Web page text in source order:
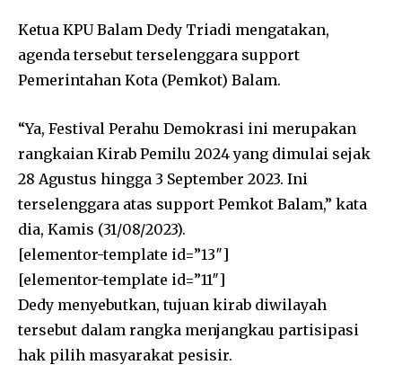
Ketua KPU Balam Dedy Triadi mengatakan,
agenda tersebut terselenggara support
Pemerintahan Kota (Pemkot) Balam.
“Ya, Festival Perahu Demokrasi ini merupakan
rangkaian Kirab Pemilu 2024 yang dimulai sejak
28 Agustus hingga 3 September 2023. Ini
terselenggara atas support Pemkot Balam,” kata
dia, Kamis (31/08/2023).
[elementor-template id=”13″]
[elementor-template id=”11″]
Dedy menyebutkan, tujuan kirab diwilayah
tersebut dalam rangka menjangkau partisipasi
hak pilih masyarakat pesisir.